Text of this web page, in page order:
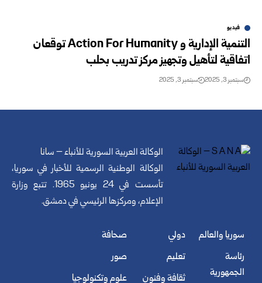
فيديو
التنمية الإدارية و Action For Humanity توقعان
اتفاقية لتأهيل وتجهيز مركز تدريب بحلب
سبتمبر 3, 2025 سبتمبر 3, 2025
الوكالة العربية السورية للأنباء – سانا
الوكالة الوطنية الرسمية للأخبار في سوريا،
تأسست في 24 يونيو 1965. تتبع وزارة
الإعلام، ومركزها الرئيسي في دمشق.
سوريا والعالم
رئاسة
الجمهورية
دولي
تعليم
ثقافة وفنون
صحافة
صور
علوم وتكنولوجيا